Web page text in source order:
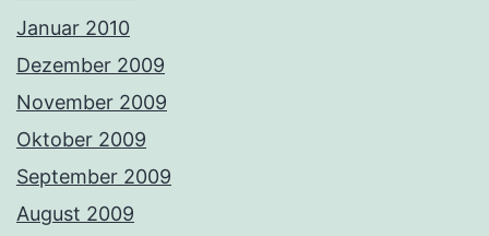
Januar 2010
Dezember 2009
November 2009
Oktober 2009
September 2009
August 2009